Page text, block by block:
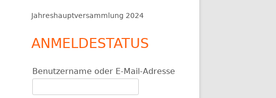
Jahreshauptversammlung 2024
ANMELDESTATUS
Benutzername oder E-Mail-Adresse